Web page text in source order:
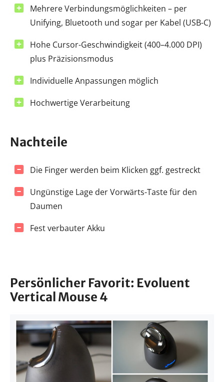
Mehrere Verbindungsmöglichkeiten – per
Unifying, Bluetooth und sogar per Kabel (USB-C)
Hohe Cursor-Geschwindigkeit (400–4.000 DPI)
plus Präzisionsmodus
Individuelle Anpassungen möglich
Hochwertige Verarbeitung
Nachteile
Die Finger werden beim Klicken ggf. gestreckt
Ungünstige Lage der Vorwärts-Taste für den
Daumen
Fest verbauter Akku
Persönlicher Favorit: Evoluent
Vertical Mouse 4